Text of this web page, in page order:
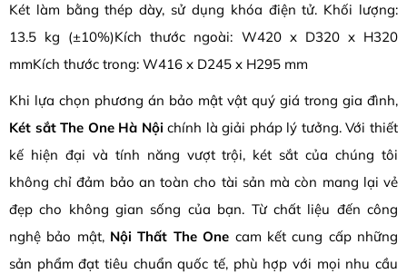
Két làm bằng thép dày, sử dụng khóa điện tử. Khối lượng:
13.5 kg (±10%)Kích thước ngoài: W420 x D320 x H320
mmKích thước trong: W416 x D245 x H295 mm
Khi lựa chọn phương án bảo mật vật quý giá trong gia đình,
Két sắt The One Hà Nội chính là giải pháp lý tưởng. Với thiết
kế hiện đại và tính năng vượt trội, két sắt của chúng tôi
không chỉ đảm bảo an toàn cho tài sản mà còn mang lại vẻ
đẹp cho không gian sống của bạn. Từ chất liệu đến công
nghệ bảo mật, Nội Thất The One cam kết cung cấp những
sản phẩm đạt tiêu chuẩn quốc tế, phù hợp với mọi nhu cầu